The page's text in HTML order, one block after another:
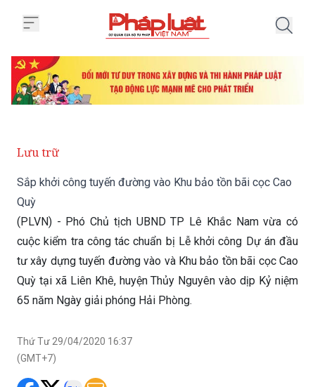
Lưu trữ
Sắp khởi công tuyến đường vào Khu bảo tồn bãi cọc Cao
Quỳ
(PLVN) - Phó Chủ tịch UBND TP Lê Khắc Nam vừa có
cuộc kiểm tra công tác chuẩn bị Lễ khởi công Dự án đầu
tư xây dựng tuyến đường vào và Khu bảo tồn bãi cọc Cao
Quỳ tại xã Liên Khê, huyện Thủy Nguyên vào dịp Kỷ niệm
65 năm Ngày giải phóng Hải Phòng.
Thứ Tư 29/04/2020 16:37
(GMT+7)